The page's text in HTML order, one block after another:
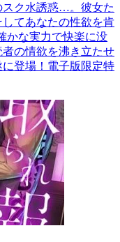
スク水誘惑…。彼女た
てあなたの性欲を肯
かな実力で快楽に没
の情欲を沸き立たせ
登場！電子版限定特